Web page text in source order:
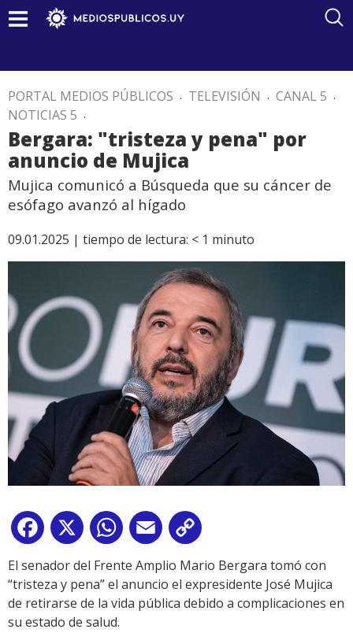
PORTAL MEDIOS PÚBLICOS . TELEVISIÓN . CANAL 5 .
NOTICIAS 5 .
Bergara: "tristeza y pena" por
anuncio de Mujica
Mujica comunicó a Búsqueda que su cáncer de
esófago avanzó al hígado
09.01.2025 | tiempo de lectura: < 1 minuto
Facebook
X WhatsApp
Email
Link
El senador del Frente Amplio Mario Bergara tomó con
“tristeza y pena” el anuncio el expresidente José Mujica
de retirarse de la vida pública debido a complicaciones en
su estado de salud.